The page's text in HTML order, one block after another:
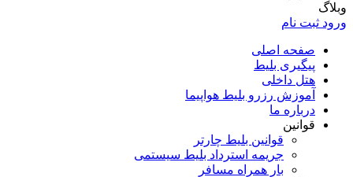
وبلاگ
ورود ثبت نام
صفحه اصلی
پیگیری بلیط
هتل داخلی
آموزش رزرو بلیط هواپیما
درباره ما
قوانین
قوانین بلیط چارتر
جریمه استرداد بلیط سیستمی
بار همراه مسافر